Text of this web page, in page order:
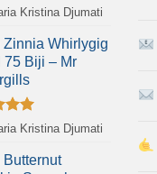
5 Kristina Djumati
Zinnia Whirlygig
75 Biji – Mr
5 Kristina Djumati
Butternut